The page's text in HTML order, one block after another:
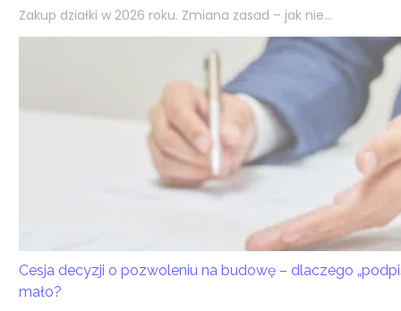
Zakup działki w 2026 roku. Zmiana zasad – jak nie...
Cesja decyzji o pozwoleniu na budowę – dlaczego
mało?